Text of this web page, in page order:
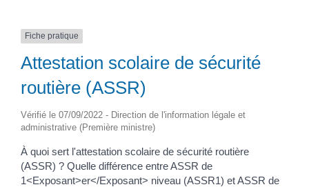
Fiche pratique
Attestation scolaire de sécurité
routière (ASSR)
Vérifié le 07/09/2022 - Direction de l'information légale et
administrative (Première ministre)
À quoi sert l'attestation scolaire de sécurité routière
(ASSR) ? Quelle différence entre ASSR de
1<Exposant>er</Exposant> niveau (ASSR1) et ASSR de